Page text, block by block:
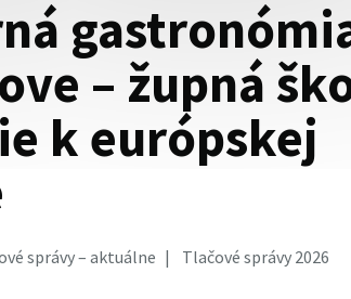
– župná
k európskej
správy – aktuálne Tlačové správy 2026